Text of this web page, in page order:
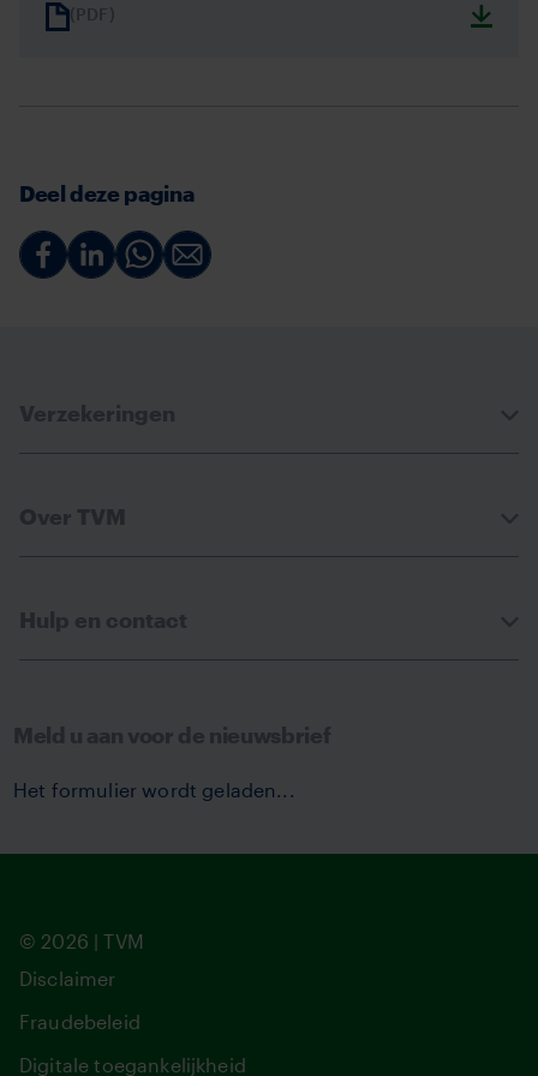
(PDF)
Deel deze pagina
Deel Deel Deel Deel
Verzekeringen
Over TVM
Hulp en contact
Meld u aan voor de nieuwsbrief
Het formulier wordt geladen...
© 2026 | TVM
Disclaimer
Fraudebeleid
Digitale toegankelijkheid